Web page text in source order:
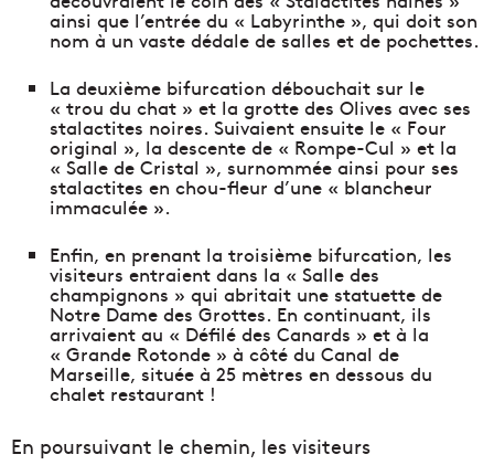
ainsi que l’entrée du « Labyrinthe », qui doit son
nom à un vaste dédale de salles et de pochettes.
La deuxième bifurcation débouchait sur le
« trou du chat » et la grotte des Olives avec ses
stalactites noires. Suivaient ensuite le « Four
original », la descente de « Rompe-Cul » et la
« Salle de Cristal », surnommée ainsi pour ses
stalactites en chou-fleur d’une « blancheur
immaculée ».
Enfin, en prenant la troisième bifurcation, les
visiteurs entraient dans la « Salle des
champignons » qui abritait une statuette de
Notre Dame des Grottes. En continuant, ils
arrivaient au « Défilé des Canards » et à la
« Grande Rotonde » à côté du Canal de
Marseille, située à 25 mètres en dessous du
chalet restaurant !
En poursuivant le chemin, les visiteurs